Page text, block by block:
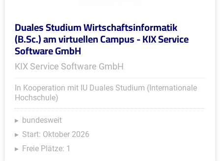
Duales Studium Wirtschaftsinformatik
(B.Sc.) am virtuellen Campus - KIX Service
Software GmbH
KIX Service Software GmbH
In Kooperation mit IU Duales Studium (Internationale
Hochschule)
bundesweit
Start: Oktober 2026
Freie Plätze: 1